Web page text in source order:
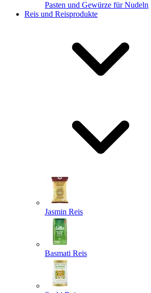
Pasten und Gewürze für Nudeln
Reis und Reisprodukte
Jasmin Reis
Basmati Reis